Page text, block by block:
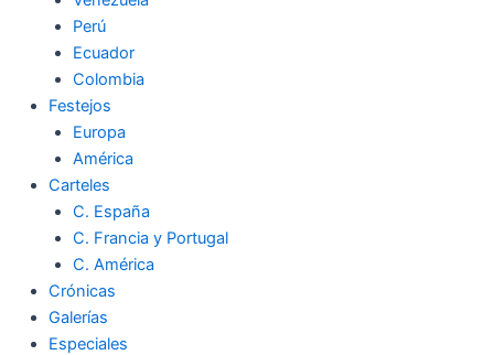
Perú
Ecuador
Colombia
Festejos
Europa
América
Carteles
C. España
C. Francia y Portugal
C. América
Crónicas
Galerías
Especiales